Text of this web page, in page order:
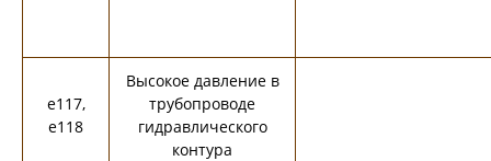
e117,
e118
Высокое давление в
трубопроводе
гидравлического
контура